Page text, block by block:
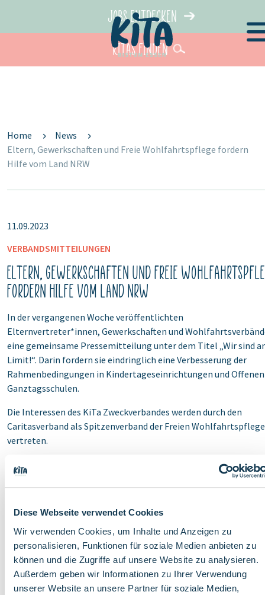
Diese Webseite verwendet Cookies
Wir verwenden Cookies, um Inhalte und Anzeigen zu
personalisieren, Funktionen für soziale Medien anbieten zu
können und die Zugriffe auf unsere Website zu analysieren.
Außerdem geben wir Informationen zu Ihrer Verwendung
unserer Website an unsere Partner für soziale Medien,
Jobs entdecken
KiTas finden
Home
News
Eltern, Gewerkschaften und Freie Wohlfahrtspflege fordern
Hilfe vom Land NRW
11.09.2023
VERBANDSMITTEILUNGEN
Eltern, Gewerkschaften und Freie
fordern Hilfe vom Land NRW
In der vergangenen Woche veröffentlichten
Elternvertreter*innen, Gewerkschaften und
eine gemeinsame Pressemitteilung unter dem Titel „Wir sind
Limit!“. Darin fordern sie eindringlich eine Verbesserung der
Rahmenbedingungen in Kindertageseinrichtungen und Offenen
Ganztagsschulen.
Die Interessen des KiTa Zweckverbandes werden durch den
Caritasverband als Spitzenverband der Freien Wohlfahrtspflege
vertreten.
Hier können Sie die Pressemitteilung herunterladen.
Auch der KiTa Zweckverband hat in der vergangenen Zeit
Notwendigkeit eines Kurswechsels betont. Um einem Kollaps
frühkindlichen Bildungssystems zu entgehen, sind
im nordrhein-westfälischenKinderbildungsgesetzzwingend
notwendig. Insbesondere muss Trägern eine auskömmliche
Finanzierung, vor allem in Bezug auf kontinuierlich steigende
Personalkosten, ermöglicht werden. Außerdem braucht es